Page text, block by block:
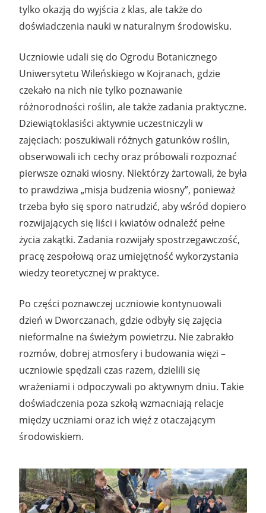
tylko okazją do wyjścia z klas, ale także do
doświadczenia nauki w naturalnym środowisku.
Uczniowie udali się do Ogrodu Botanicznego
Uniwersytetu Wileńskiego w Kojranach, gdzie
czekało na nich nie tylko poznawanie
różnorodności roślin, ale także zadania praktyczne.
Dziewiątoklasiści aktywnie uczestniczyli w
zajęciach: poszukiwali różnych gatunków roślin,
obserwowali ich cechy oraz próbowali rozpoznać
pierwsze oznaki wiosny. Niektórzy żartowali, że była
to prawdziwa „misja budzenia wiosny”, ponieważ
trzeba było się sporo natrudzić, aby wśród dopiero
rozwijających się liści i kwiatów odnaleźć pełne
życia zakątki. Zadania rozwijały spostrzegawczość,
pracę zespołową oraz umiejętność wykorzystania
wiedzy teoretycznej w praktyce.
Po części poznawczej uczniowie kontynuowali
dzień w Dworczanach, gdzie odbyły się zajęcia
nieformalne na świeżym powietrzu. Nie zabrakło
rozmów, dobrej atmosfery i budowania więzi –
uczniowie spędzali czas razem, dzielili się
wrażeniami i odpoczywali po aktywnym dniu. Takie
doświadczenia poza szkołą wzmacniają relacje
między uczniami oraz ich więź z otaczającym
środowiskiem.